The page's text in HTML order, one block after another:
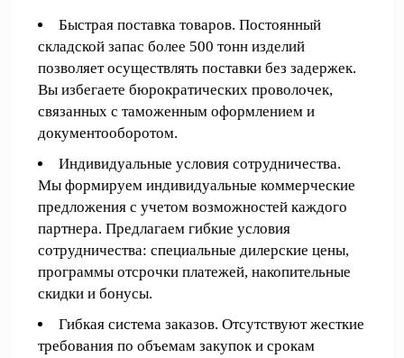
Быстрая поставка товаров. Постоянный
складской запас более 500 тонн изделий
позволяет осуществлять поставки без задержек.
Вы избегаете бюрократических проволочек,
связанных с таможенным оформлением и
документооборотом.
Индивидуальные условия сотрудничества.
Мы формируем индивидуальные коммерческие
предложения с учетом возможностей каждого
партнера. Предлагаем гибкие условия
сотрудничества: специальные дилерские цены,
программы отсрочки платежей, накопительные
скидки и бонусы.
Гибкая система заказов. Отсутствуют жесткие
требования по объемам закупок и срокам